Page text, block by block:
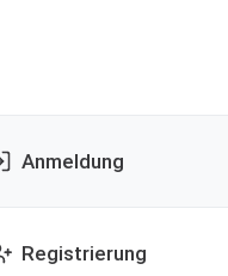
Anmeldung
Registrierung